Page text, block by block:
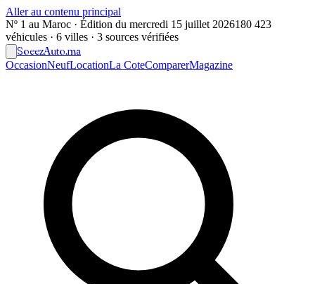
Aller au contenu principal
Nº 1 au Maroc · Édition du mercredi 15 juillet 2026180 423
véhicules · 6 villes · 3 sources vérifiées
SoeezAuto.ma
OccasionNeufLocationLa CoteComparerMagazine